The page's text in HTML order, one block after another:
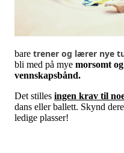
bare trener og lærer nye
bli med på mye morsomt
vennskapsbånd.
Det stilles ingen krav til
dans eller ballett. Skynd
ledige plasser!